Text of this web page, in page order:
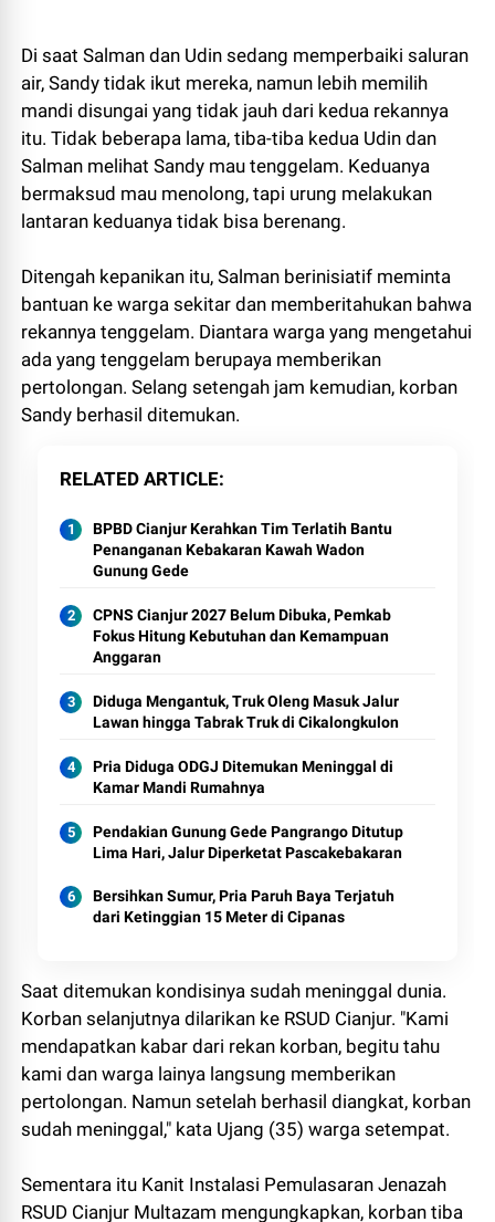
Di saat Salman dan Udin sedang memperbaiki saluran
air, Sandy tidak ikut mereka, namun lebih memilih
mandi disungai yang tidak jauh dari kedua rekannya
itu. Tidak beberapa lama, tiba-tiba kedua Udin dan
Salman melihat Sandy mau tenggelam. Keduanya
bermaksud mau menolong, tapi urung melakukan
lantaran keduanya tidak bisa berenang.
Ditengah kepanikan itu, Salman berinisiatif meminta
bantuan ke warga sekitar dan memberitahukan bahwa
rekannya tenggelam. Diantara warga yang mengetahui
ada yang tenggelam berupaya memberikan
pertolongan. Selang setengah jam kemudian, korban
Sandy berhasil ditemukan.
RELATED ARTICLE
BPBD Cianjur Kerahkan Tim Terlatih Bantu
Penanganan Kebakaran Kawah Wadon
Gunung Gede
CPNS Cianjur 2027 Belum Dibuka, Pemkab
Fokus Hitung Kebutuhan dan Kemampuan
Anggaran
Diduga Mengantuk, Truk Oleng Masuk Jalur
Lawan hingga Tabrak Truk di Cikalongkulon
Pria Diduga ODGJ Ditemukan Meninggal di
Kamar Mandi Rumahnya
Pendakian Gunung Gede Pangrango Ditutup
Lima Hari, Jalur Diperketat Pascakebakaran
Bersihkan Sumur, Pria Paruh Baya Terjatuh
dari Ketinggian 15 Meter di Cipanas
Saat ditemukan kondisinya sudah meninggal dunia.
Korban selanjutnya dilarikan ke RSUD Cianjur. "Kami
mendapatkan kabar dari rekan korban, begitu tahu
kami dan warga lainya langsung memberikan
pertolongan. Namun setelah berhasil diangkat, korban
sudah meninggal," kata Ujang (35) warga setempat.
Sementara itu Kanit Instalasi Pemulasaran Jenazah
RSUD Cianjur Multazam mengungkapkan, korban tiba